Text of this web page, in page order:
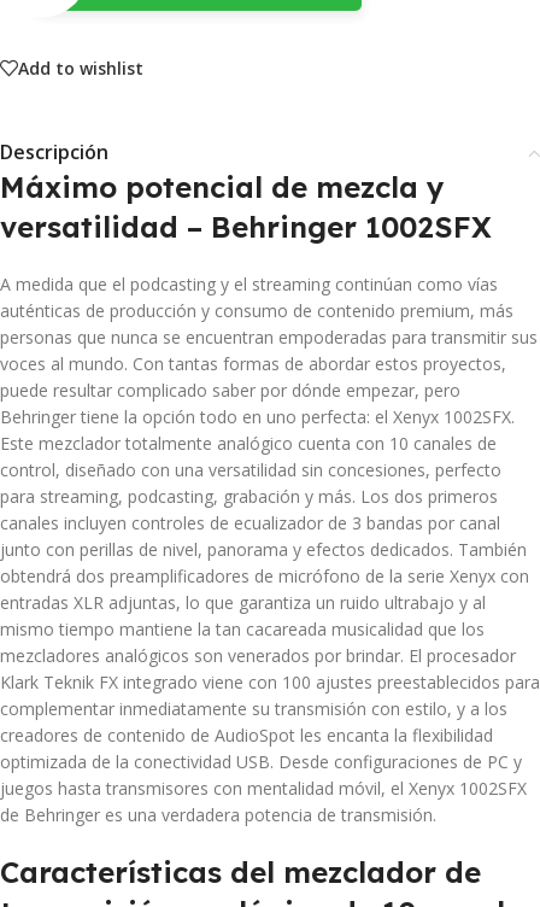
Add to wishlist
Descripción
Máximo potencial de mezcla y
versatilidad – Behringer 1002SFX
A medida que el podcasting y el streaming continúan como vías
auténticas de producción y consumo de contenido premium, más
personas que nunca se encuentran empoderadas para transmitir sus
voces al mundo. Con tantas formas de abordar estos proyectos,
puede resultar complicado saber por dónde empezar, pero
Behringer tiene la opción todo en uno perfecta: el Xenyx 1002SFX.
Este mezclador totalmente analógico cuenta con 10 canales de
control, diseñado con una versatilidad sin concesiones, perfecto
para streaming, podcasting, grabación y más. Los dos primeros
canales incluyen controles de ecualizador de 3 bandas por canal
junto con perillas de nivel, panorama y efectos dedicados. También
obtendrá dos preamplificadores de micrófono de la serie Xenyx con
entradas XLR adjuntas, lo que garantiza un ruido ultrabajo y al
mismo tiempo mantiene la tan cacareada musicalidad que los
mezcladores analógicos son venerados por brindar. El procesador
Klark Teknik FX integrado viene con 100 ajustes preestablecidos para
complementar inmediatamente su transmisión con estilo, y a los
creadores de contenido de AudioSpot les encanta la flexibilidad
optimizada de la conectividad USB. Desde configuraciones de PC y
juegos hasta transmisores con mentalidad móvil, el Xenyx 1002SFX
de Behringer es una verdadera potencia de transmisión.
Características del mezclador de